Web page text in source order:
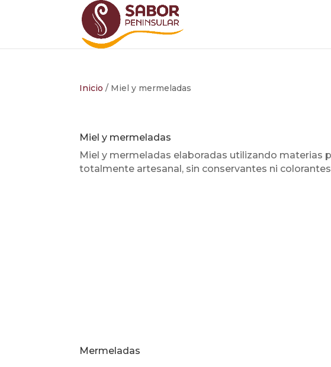
Inicio / Miel y mermeladas
Miel y mermeladas
Miel y mermeladas elaboradas utilizando materias
totalmente artesanal, sin conservantes ni
Mermeladas